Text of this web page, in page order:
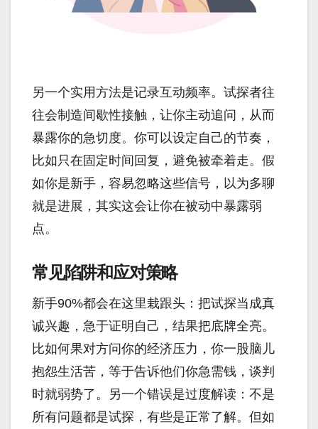
另一个实用方法是记录互动频率。试探者往
往会制造间歇性接触，让你主动追问，从而
暴露你的急切度。你可以设定自己的节奏，
比如只在固定时间回复，避免被牵着走。假
如你是新手，容易忽略这些信号，以为多聊
就是进展，其实这会让你在被动中暴露弱
点。
常见陷阱和应对策略
新手90%都会在这里栽跟头：把试探当成真
诚兴趣，急于证明自己，结果把底牌全亮。
比如何果对方问你的经济压力，你一股脑儿
抱怨生活苦，等于告诉他们你急需钱，谈判
时就弱势了。另一个错误是过度解读：不是
所有问题都是试探，有些是正常了解。但如